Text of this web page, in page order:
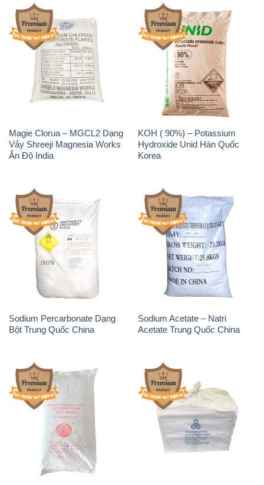
Sodium Percarbonate Dạng
Sodium Acetate – Natri
Acetate Trung Quốc China
Sodium Benzoate – Mốc Bột
Chữ Cam Food Grade Trung
Quốc China
Sodium Bicarbonate – Bicar
NaHCO3 Food Grade 3 Chữ
GGG Bao Jumbo ( Bành )
Phèn Nhôm – Al2(SO4)3 17%